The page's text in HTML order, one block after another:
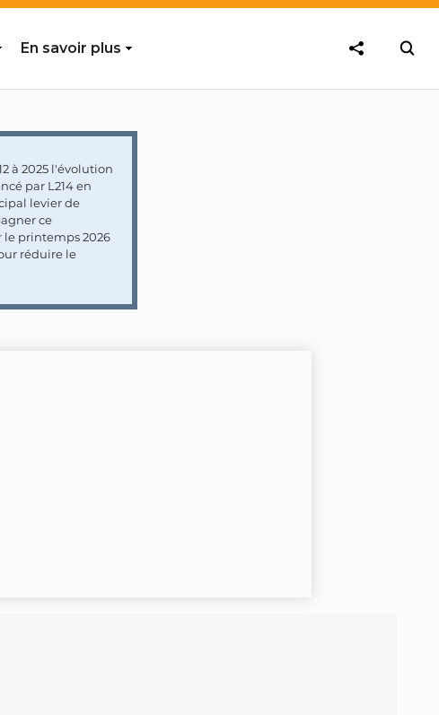
En savoir plus
à 2025 l'évolution
par L214 en
levier de
ce
printemps 2026
réduire le